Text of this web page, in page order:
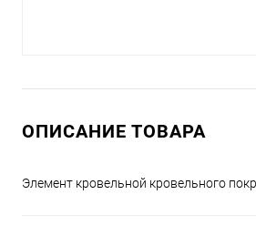
ОПИСАНИЕ ТОВАРА
Элемент кровельной кровельного